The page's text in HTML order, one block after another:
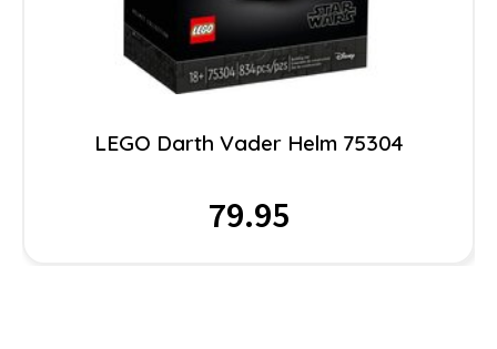
LEGO Darth Vader Helm 75304
79.95